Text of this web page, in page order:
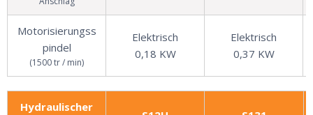
Motorisierungss
pindel
(1500 tr / min)
Elektrisch
0,18 KW
Elektrisch
0,37 KW
Hydraulischer